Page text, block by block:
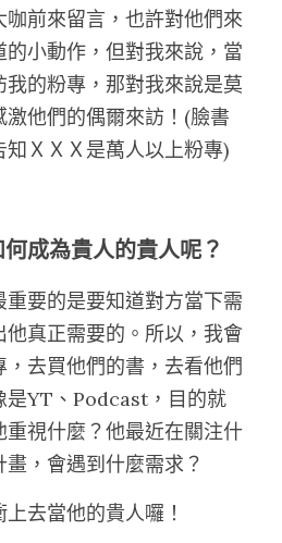
前來留言，也許對他們來
小動作，但對我來說，當
的粉專，那對我來說是莫
他們的偶爾來訪！(臉書
ＸＸＸ是萬人以上粉專)
成為貴人的貴人呢？
要的是要知道對方當下需
真正需要的。所以，我會
去買他們的書，去看他們
是YT、Podcast，目的就
視什麼？他最近在關注什
，會遇到什麼需求？
去當他的貴人囉！